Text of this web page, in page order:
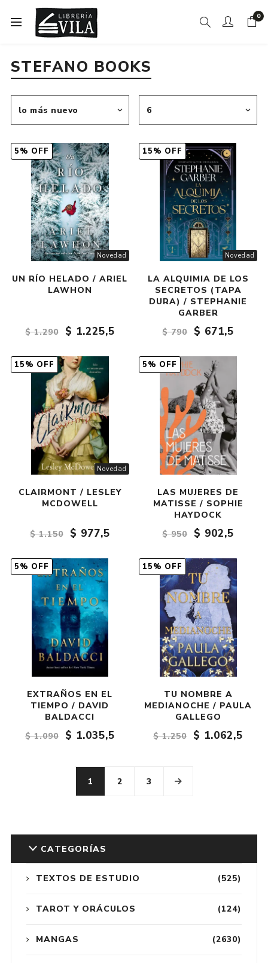
0
STEFANO BOOKS
Novedad
5% OFF
UN RÍO HELADO / ARIEL
LAWHON
$ 1.290 $ 1.225,5
Novedad
15% OFF
LA ALQUIMIA DE LOS
SECRETOS (TAPA
DURA) / STEPHANIE
GARBER
$ 790
$ 671,5
Novedad
15% OFF
CLAIRMONT / LESLEY
MCDOWELL
$ 1.150 $ 977,5
5% OFF
LAS MUJERES DE
MATISSE / SOPHIE
HAYDOCK
$ 950
$ 902,5
5% OFF
EXTRAÑOS EN EL
TIEMPO / DAVID
BALDACCI
$ 1.090
$ 1.035,5
15% OFF
TU NOMBRE A
MEDIANOCHE / PAULA
GALLEGO
$ 1.250
$ 1.062,5
1 2 3
CATEGORÍAS
(525)
TEXTOS DE ESTUDIO
(124)
TAROT Y ORÁCULOS
(2630)
MANGAS